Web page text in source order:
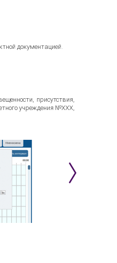
документацией.
присутствия,
учреждения №ХХХ,